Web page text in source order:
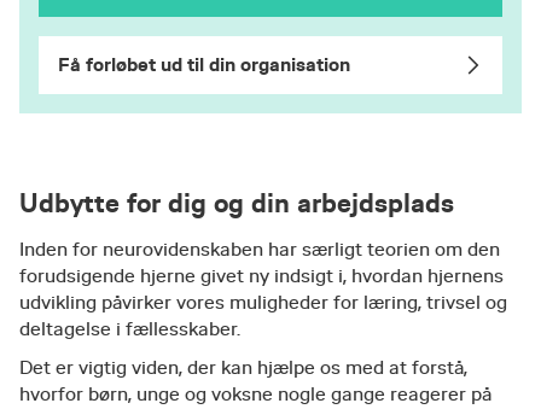
Få forløbet ud til din organisation
Udbytte for dig og din arbejdsplads
Inden for neurovidenskaben har særligt teorien om den
forudsigende hjerne givet ny indsigt i, hvordan hjernens
udvikling påvirker vores muligheder for læring, trivsel og
deltagelse i fællesskaber.
Det er vigtig viden, der kan hjælpe os med at forstå,
hvorfor børn, unge og voksne nogle gange reagerer på